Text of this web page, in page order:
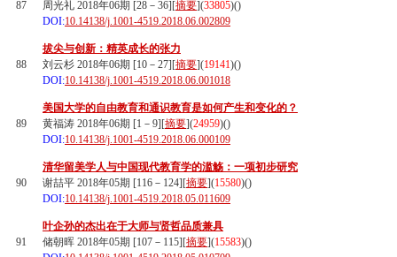
87
周光礼 2018年06期 [28－36][摘要](33805)()
DOI:10.14138/j.1001-4519.2018.06.002809
88
拔尖与创新：精英成长的张力
刘云杉 2018年06期 [10－27][摘要](19141)()
DOI:10.14138/j.1001-4519.2018.06.001018
89
美国大学的自由教育和通识教育是如何产生和变化的？
黄福涛 2018年06期 [1－9][摘要](24959)()
DOI:10.14138/j.1001-4519.2018.06.000109
90
清华留美学人与中国现代教育学的滥觞：一项初步研究
谢喆平 2018年05期 [116－124][摘要](15580)()
DOI:10.14138/j.1001-4519.2018.05.011609
91
叶企孙的杰出在于大师与贤哲品质兼具
储朝晖 2018年05期 [107－115][摘要](15583)()